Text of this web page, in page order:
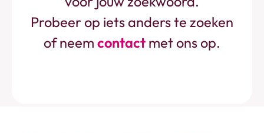
Probeer op iets anders te zoeken
of neem contact met ons op.